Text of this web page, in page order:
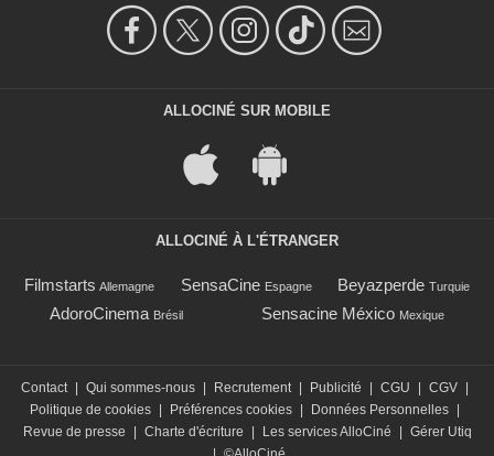
ALLOCINÉ SUR MOBILE
ALLOCINÉ À L'ÉTRANGER
Filmstarts Allemagne SensaCine Espagne Beyazperde Turquie
AdoroCinema Brésil Sensacine México Mexique
Contact | Qui sommes-nous | Recrutement | Publicité | CGU | CGV |
Politique de cookies | Préférences cookies | Données Personnelles |
Revue de presse
| Charte d'écriture | Les services AlloCiné | Gérer Utiq